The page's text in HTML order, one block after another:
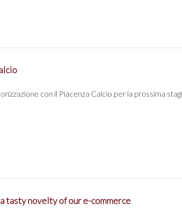
con il Piacenza Calcio per la prossima
tasty novelty of our e-commerce